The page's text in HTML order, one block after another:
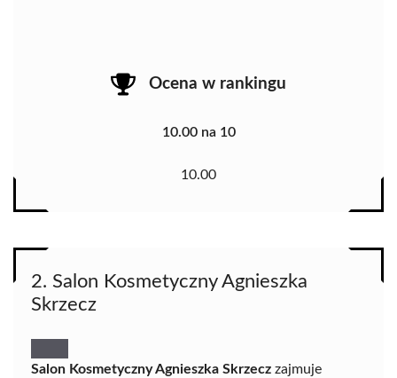
Ocena w rankingu
10.00 na 10
10.00
2. Salon Kosmetyczny Agnieszka
Skrzecz
Salon Kosmetyczny Agnieszka Skrzecz zajmuje